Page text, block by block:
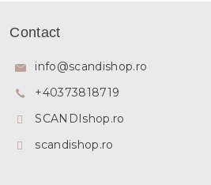
Contact
info@scandishop.ro
+40373818719
SCANDIshop.ro
scandishop.ro